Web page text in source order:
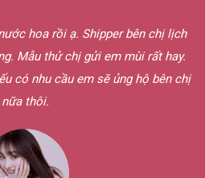
hoàn toàn hài lòng và thấy rất tự
phẩm của Nước Hoa Pic Pic.